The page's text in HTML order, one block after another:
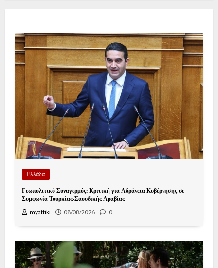
Ελλάδα
Γεωπολιτικό Συναγερμός: Κριτική για Αδράνεια Κυβέρνησης σε
Συμφωνία Τουρκίας-Σαουδικής Αραβίας
myattiki 08/08/2026 0